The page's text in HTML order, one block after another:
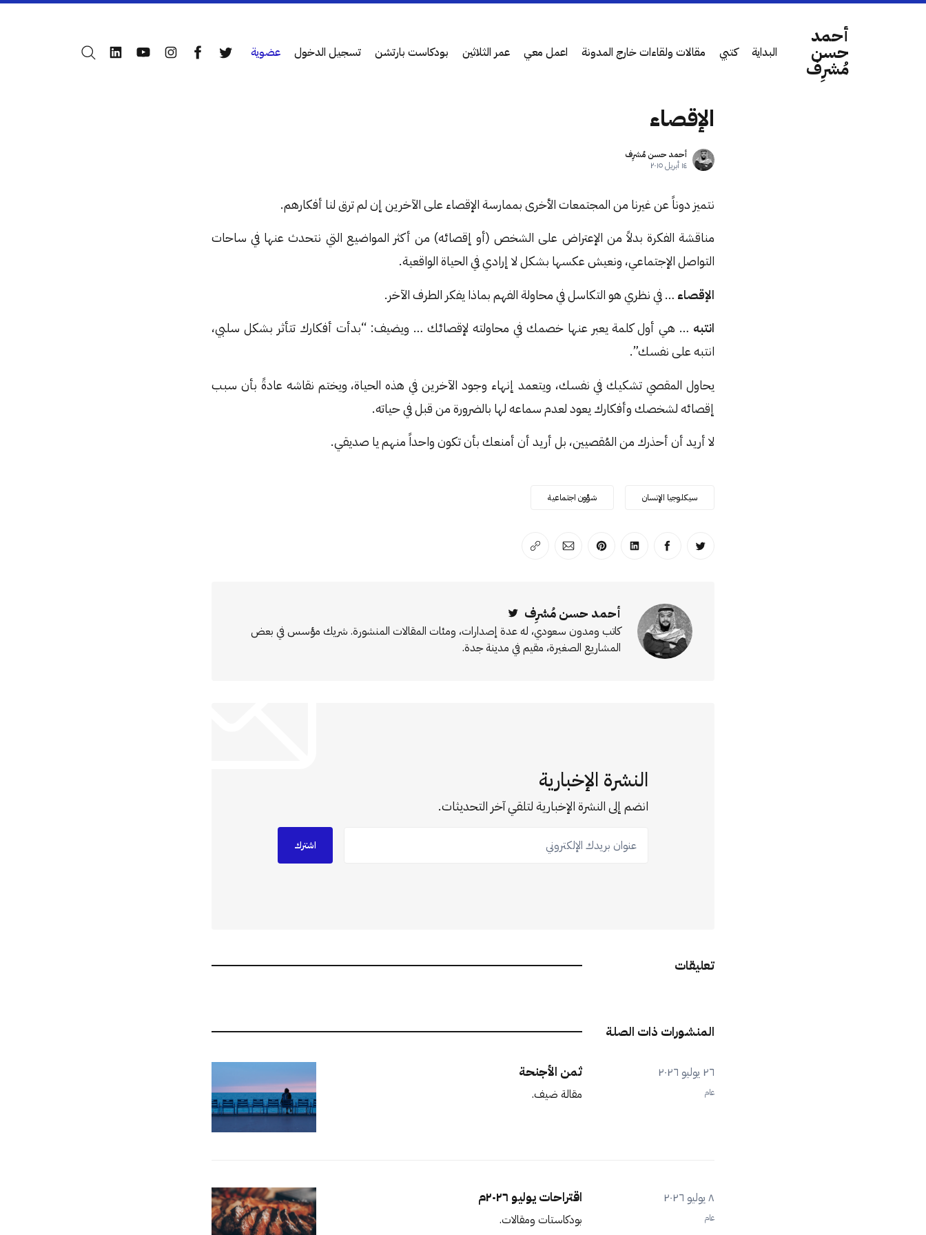
أحمد
حسن
مُشرِف
البداية كتبي مقالات ولقاءات خارج المدونة اعمل معي عمر الثلاثين بودكاست بارتشن تسجيل الدخول عضوية
الإقصاء
أحمد حسن مُشرِف
١٤ أبريل ٢٠١٥
نتميز دوناً عن غيرنا من المجتمعات الأخرى بممارسة الإقصاء على الآخرين إن لم ترق لنا أفكارهم.
مناقشة الفكرة بدلاً من الإعتراض على الشخص (أو إقصائه) من أكثر المواضيع التي نتحدث عنها في ساحات
التواصل الإجتماعي، ونعيش عكسها بشكل لا إرادي في الحياة الواقعية.
الإقصاء … في نظري هو التكاسل في محاولة الفهم بماذا يفكر الطرف الآخر.
انتبه … هي أول كلمة يعبر عنها خصمك في محاولته لإقصائك … ويضيف: “بدأت أفكارك تتأثر بشكل سلبي،
انتبه على نفسك”.
يحاول المقصي تشكيك في نفسك، ويتعمد إنهاء وجود الآخرين في هذه الحياة، ويختم نقاشه عادةً بأن سبب
إقصائه لشخصك وأفكارك يعود لعدم سماعه لها بالضرورة من قبل في حياته.
لا أريد أن أحذرك من المُقصيين، بل أريد أن أمنعك بأن تكون واحداً منهم يا صديقي.
سيكلوجيا الإنسان شؤون اجتماعية
انشر على تويترانشر على الفيسبوك
انشر على لينكد إن
انشر على بينترست
انشر على الإيميل
انسخ الرابط
أحمد حسن مُشرِف
كاتب ومدون سعودي، له عدة إصدارات، ومئات المقالات المنشورة. شريك مؤسس في بعض
المشاريع الصغيرة، مقيم في مدينة جدة.
النشرة الإخبارية
انضم إلى النشرة الإخبارية لتلقي آخر التحديثات.
عنوان بريدك الإلكتروني
اشترك
تعليقات
المنشورات ذات الصلة
٢٦ يوليو ٢٠٢٦
عام
ثمن الأجنحة
مقالة ضيف.
٨ يوليو ٢٠٢٦
عام
اقتراحات يوليو ٢٠٢٦م
بودكاستات ومقالات.